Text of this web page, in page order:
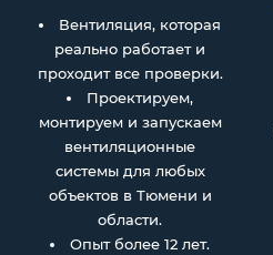
Вентиляция, которая
реально работает и
проходит все проверки.
Проектируем,
монтируем и запускаем
вентиляционные
системы для любых
объектов в Тюмени и
области.
Опыт более 12 лет.